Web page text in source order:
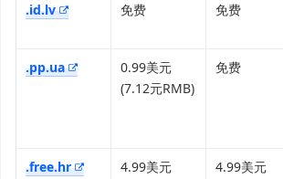
.id.lv 免费 免费
.pp.ua
0.99美元
(7.12元RMB)
免费
.free.hr 4.99美元 4.99美元